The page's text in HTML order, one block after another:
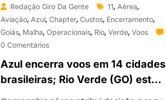
Redação Giro Da Gente 11, Aérea,
Aviação, Azul, Chapter, Custos, Encerramento,
Goiás, Malha, Operacionais, Rio, Verde, Voos
0 Comentários
Azul encerra voos em 14 cidades
brasileiras; Rio Verde (GO) está